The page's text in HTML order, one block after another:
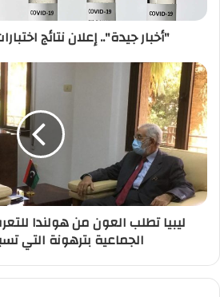
ر
ي
"أخبار جيدة".. إعلان نتائج
ليبيا تطلب العون من هولندا
الجماعية بترهونة التي